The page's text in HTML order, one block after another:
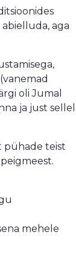
aga
oli Jumal
ja just sellel
pühade teist
mehele